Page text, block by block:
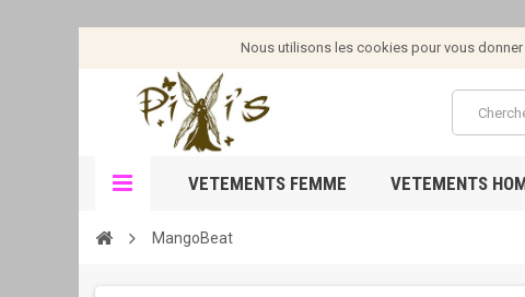
Nous utilisons les cookies pour vous
VETEMENTS FEMME VETEMENTS
MangoBeat